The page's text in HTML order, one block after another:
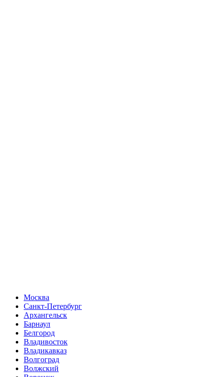
Москва
Санкт-Петербург
Архангельск
Барнаул
Белгород
Владивосток
Владикавказ
Волгоград
Волжский